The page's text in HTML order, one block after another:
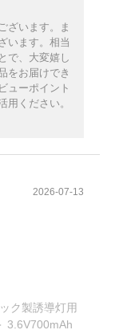
ざいます。ま
います。相当
で、大変嬉し
をお届けでき
ューポイント
用ください。
2026-07-13
ク製誘導灯用
3.6V700mAh